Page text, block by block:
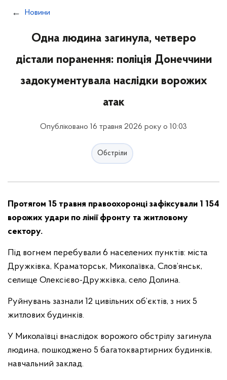
Новини
Одна людина загинула, четверо
дістали поранення: поліція Донеччини
задокументувала наслідки ворожих
атак
Опубліковано 16 травня 2026 року о 10:03
Обстріли
Протягом 15 травня правоохоронці зафіксували 1 154
ворожих удари по лінії фронту та житловому
сектору.
Під вогнем перебували 6 населених пунктів: міста
Дружківка, Краматорськ, Миколаївка, Слов’янськ,
селище Олексієво-Дружківка, село Долина.
Руйнувань зазнали 12 цивільних об’єктів, з них 5
житлових будинків.
У Миколаївці внаслідок ворожого обстрілу загинула
людина, пошкоджено 5 багатоквартирних будинків,
навчальний заклад.